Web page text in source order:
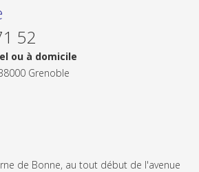
52
ou à domicile
Grenoble
de Bonne, au tout début de l'avenue